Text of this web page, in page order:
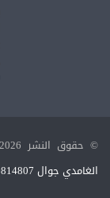
© حقوق النشر 2026، جميع الحقوق محفوظة لصاحب الموقع
الغامدي جوال 0500814807